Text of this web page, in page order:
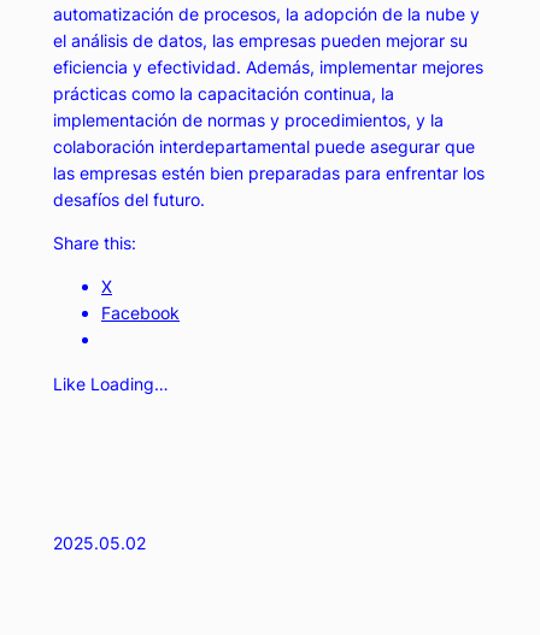
automatización de procesos, la adopción de la nube y
el análisis de datos, las empresas pueden mejorar su
eficiencia y efectividad. Además, implementar mejores
prácticas como la capacitación continua, la
implementación de normas y procedimientos, y la
colaboración interdepartamental puede asegurar que
las empresas estén bien preparadas para enfrentar los
desafíos del futuro.
Share this:
X
Facebook
Like Loading…
2025.05.02